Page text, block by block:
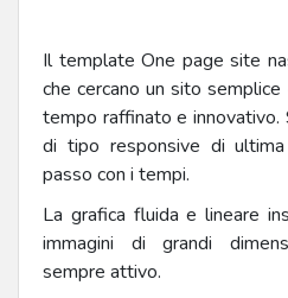
Il template One page site
che cercano un sito
tempo raffinato e innovativo.
di tipo responsive di
passo con i tempi.
La grafica fluida e lineare
immagini di grandi
sempre attivo.